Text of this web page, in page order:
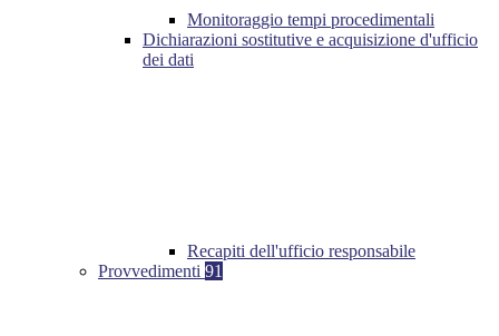
Monitoraggio tempi procedimentali
Dichiarazioni sostitutive e acquisizione d'ufficio
dei dati
Recapiti dell'ufficio responsabile
Provvedimenti 91